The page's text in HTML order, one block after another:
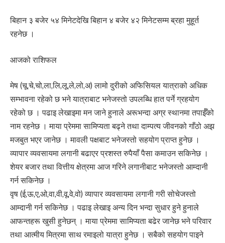
बिहान ३ बजेर ५४ मिनेटदेखि बिहान ४ बजेर ४२ मिनेटसम्म ब्रहा मुहूर्त
रहनेछ ।
आजको राशिफल
मेष (चू,चे,चो,ला,लि,लू,ले,लो,अ) लामो दुरीको अफिसियल यात्राको अधिक
सम्भावना रहेको छ भने यात्राबाट भनेजस्तो उपलब्धि हात पर्ने ग्रहयोग
रहेको छ । पढाइ लेखाइमा मन जाने हुनाले अरूभन्दा अग्र स्थानमा तपाईँको
नाम रहनेछ । माया प्रेममा सामिप्यता बढ्ने तथा दाम्पत्य जीवनको गाँठो अझ
मजबुत भएर जानेछ । मावली पक्षबाट भनेजस्तो सहयोग प्राप्त हुनेछ ।
व्यापार व्यवसायमा लगानी बढाएर प्रशस्त रुपैयाँ पैसा कमाउन सकिनेछ ।
शेयर बजार तथा वित्तीय क्षेत्रमा आज गरिने लगानीबाट भनेजस्तो आम्दानी
गर्न सकिनेछ ।
वृष (ई,ऊ,ए,ओ,वा,वी,वू,वे,वो) व्यापार व्यवसायमा लगानी गरी सोचेजस्तो
आम्दानी गर्न सकिनेछ । पढाइ लेखाइ अन्य दिन भन्दा सुधार हुने हुनाले
आफन्तहरू खुसी हुनेछन् । माया प्रेममा सामिप्यता बढेर जानेछ भने परिवार
तथा आत्मीय मित्रमा साथ रमाइलो यात्रा हुनेछ । सबैको सहयोग पाइने